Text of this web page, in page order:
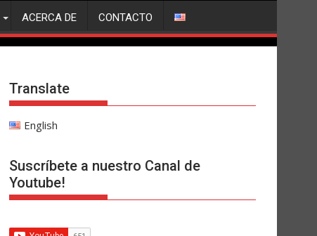
ACERCA DE CONTACTO
Translate
English
Suscríbete a nuestro Canal de
Youtube!